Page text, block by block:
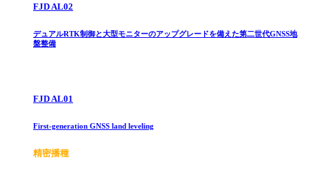
FJD AL02
デュアルRTK制御と大型モニターのアップグレードを備えた第二世代GNSS地
盤整備
FJD AL01
First-generation GNSS land leveling
精密播種